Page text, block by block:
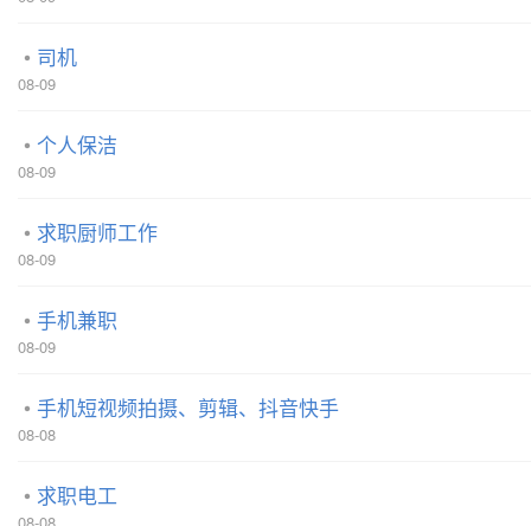
司机
08-09
个人保洁
08-09
求职厨师工作
08-09
手机兼职
08-09
手机短视频拍摄、剪辑、抖音快手
08-08
求职电工